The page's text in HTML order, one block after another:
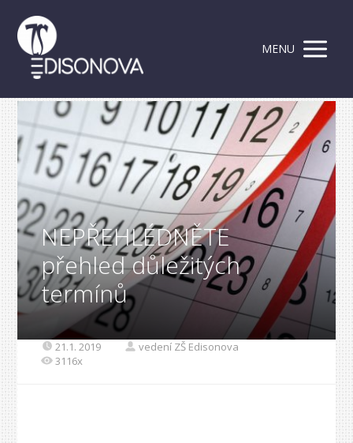
MENU
NEPŘEHLÉDNĚTE
přehled důležitých
termínů
21.1. 2019
vedení ZŠ Edisonova
3116x